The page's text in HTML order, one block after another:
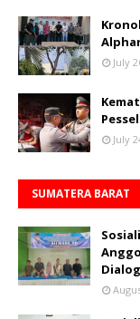
July
July
SUMATERA BARAT